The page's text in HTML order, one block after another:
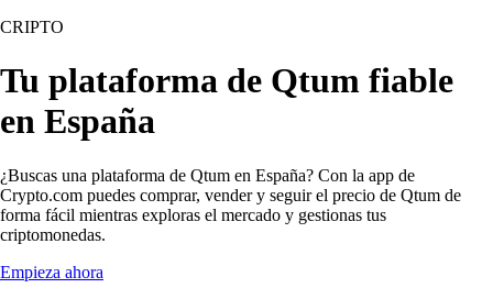
CRIPTO
Tu plataforma de Qtum fiable
en España
¿Buscas una plataforma de Qtum en España? Con la app de
Crypto.com puedes comprar, vender y seguir el precio de Qtum de
forma fácil mientras exploras el mercado y gestionas tus
criptomonedas.
Empieza ahora